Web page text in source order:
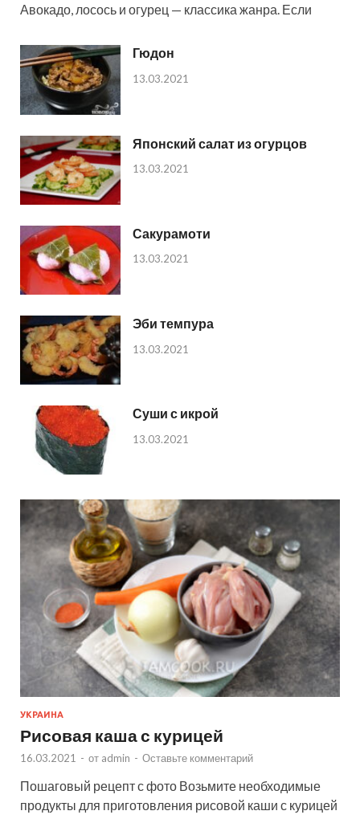
Авокадо, лосось и огурец — классика жанра. Если
Гюдон
13.03.2021
Японский салат из огурцов
13.03.2021
Сакурамоти
13.03.2021
Эби темпура
13.03.2021
Суши с икрой
13.03.2021
УКРАИНА
Рисовая каша с курицей
16.03.2021 - от admin - Оставьте комментарий
Пошаговый рецепт с фото Возьмите необходимые
продукты для приготовления рисовой каши с курицей